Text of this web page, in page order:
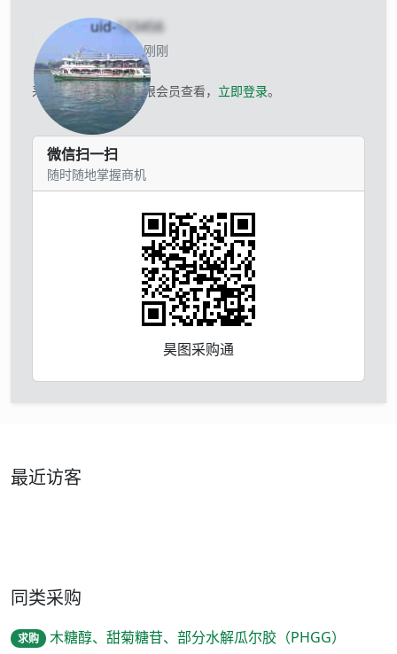
uid-123456
当前离线 刚刚
采购商的联系方式仅限会员查看， 立即登录。
微信扫一扫
随时随地掌握商机
昊图采购通
最近访客
同类采购
求购 木糖醇、甜菊糖苷、部分水解瓜尔胶（PHGG）